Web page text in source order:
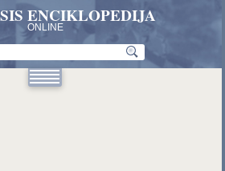
ENCIKLOPEDIJA
ONLINE